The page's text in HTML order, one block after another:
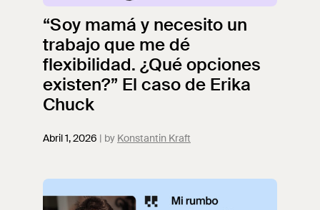
“Soy mamá y necesito un
trabajo que me dé
flexibilidad. ¿Qué opciones
existen?” El caso de Erika
Chuck
Abril 1, 2026 Konstantin Kraft